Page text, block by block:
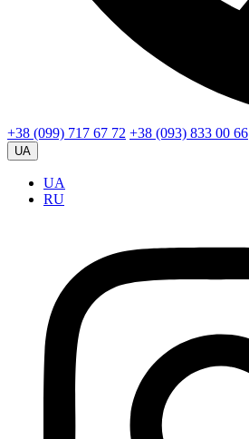
+38 (099) 717 67 72 +38 (093) 833 00 66
UA
UA
RU